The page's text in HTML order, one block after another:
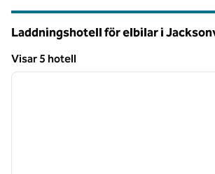
Laddningshotell för elbilar i
Visar 5 hotell
Visar 5 hotell
1 av 2